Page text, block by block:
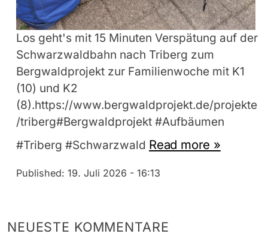
Los geht's mit 15 Minuten Verspätung auf der
Schwarzwaldbahn nach Triberg zum
Bergwaldprojekt zur Familienwoche mit K1
(10) und K2
(8).https://www.bergwaldprojekt.de/projekte
/triberg#Bergwaldprojekt #Aufbäumen
#Triberg #Schwarzwald Read more »
Published: 19. Juli 2026 - 16:13
NEUESTE KOMMENTARE